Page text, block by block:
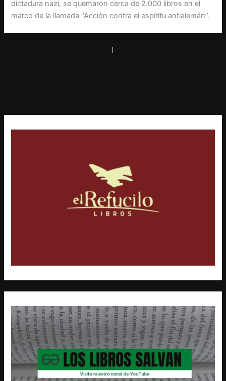
dictadura nazi, se quemaron cerca de 2.000 libros en el
marco de la llamada “Acción contra el espíritu antialemán”.